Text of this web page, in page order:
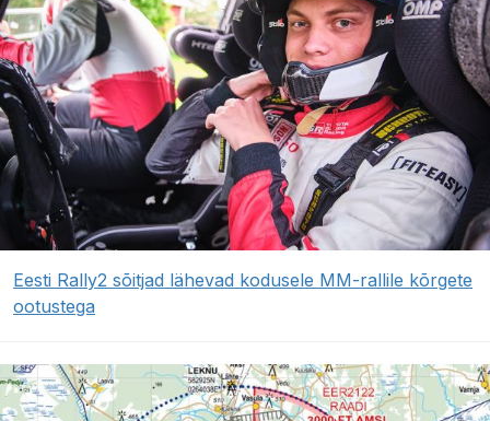
Eesti Rally2 sõitjad lähevad kodusele MM-rallile kõrgete
ootustega